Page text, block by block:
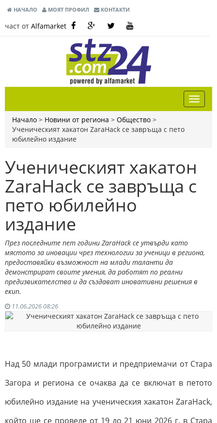
НАЧАЛО МОЯТ ПРОФИЛ КОНТАКТИ
част от Alfamarket
Начало > Новини от региона > Общество >
Ученическият хакатон ZaraHack се завръща с пето
юбилейно издание
Ученическият хакатон
ZaraHack се завръща с
пето юбилейно
издание
През последните пет години ZaraHack се утвърди като
мястото за иновации чрез технологии за ученици в региона,
предоставяйки възможност на млади таланти да
демонстрират своите умения, да работят по реални
предизвикателства и да създават иновативни решения в
екип.
11.06.2026 08:26
Над 50 млади програмисти и предприемачи от Стара
Загора и региона се очаква да се включат в петото
юбилейно издание на ученическия хакатон ZaraHack,
който ще се проведе от 19 до 21 юни 2026 г. в Стара